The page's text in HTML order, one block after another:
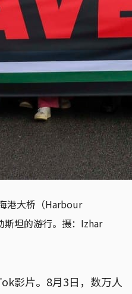
港大桥（Harbour
坦的游行。摄：Izhar
影片。8月3日，数万人